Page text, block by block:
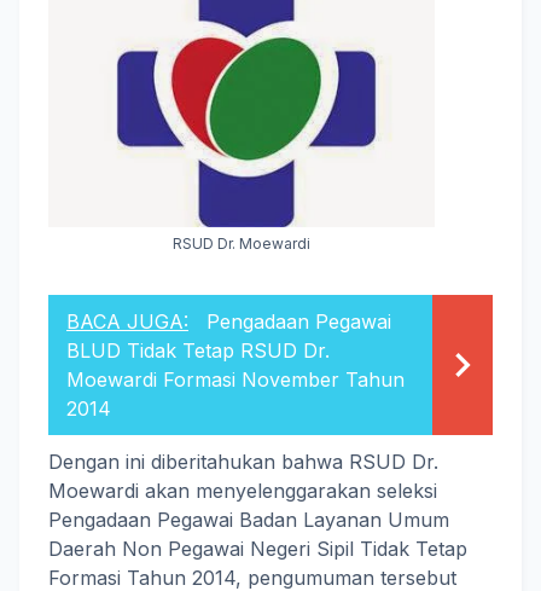
RSUD Dr. Moewardi
BACA JUGA:
Pengadaan Pegawai
BLUD Tidak Tetap RSUD Dr.
Moewardi Formasi November Tahun
2014
Dengan ini diberitahukan bahwa RSUD Dr.
Moewardi akan menyelenggarakan seleksi
Pengadaan Pegawai Badan Layanan Umum
Daerah Non Pegawai Negeri Sipil Tidak Tetap
Formasi Tahun 2014, pengumuman tersebut